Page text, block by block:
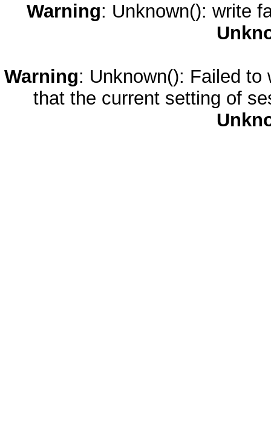
Warning: Unknown(): write
Warning: Unknown(): Failed
that the current setting of